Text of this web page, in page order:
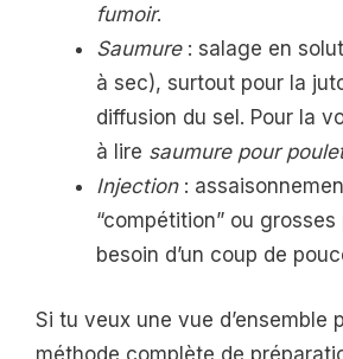
fumoir.
Saumure: salage en
à sec), surtout pour la
diffusion du sel. Pour la
à lire saumure pour
Injection:
“compétition” ou
besoin d’un coup de
Si tu veux une vue d’ensemble
méthode complète de